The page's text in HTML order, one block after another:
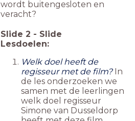
wordt buitengesloten en
veracht?
Slide 2 - Slide
Lesdoelen:
Welk doel heeft de
regisseur met de film? In
de les onderzoeken we
samen met de leerlingen
welk doel regisseur
Simone van Dusseldorp